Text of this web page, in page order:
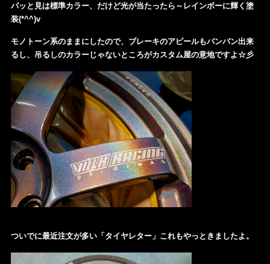
パッと見は標準カラー、だけど光が当たったら～レインボーに輝く塗
装(*^^)v
モノトーン系のままにしたので、ブレーキのアピールもバンバン出来
るし、吊るしのカラーじゃないところがカスタム屋の意地ですよ☆彡
ついでに最近注文が多い「タイヤレター」これもやっときましたよ。